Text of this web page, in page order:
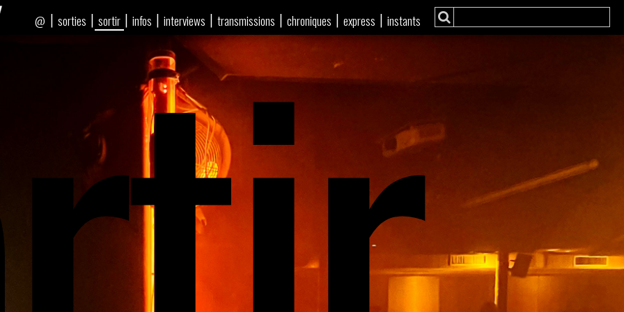
| sorties | sortir | infos | interviews | transmissions | chroniques | express | instants
@